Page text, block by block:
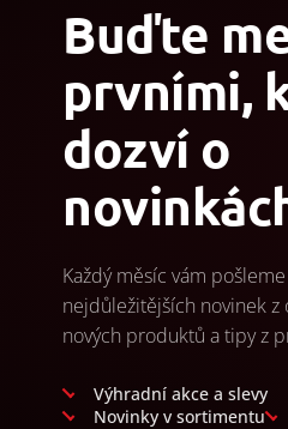
Buďte
prvními,
dozví o
Každý měsíc vám
nejdůležitějších novinek z
nových produktů a tipy z
Výhradní akce a slevy
Novinky v sortimentu